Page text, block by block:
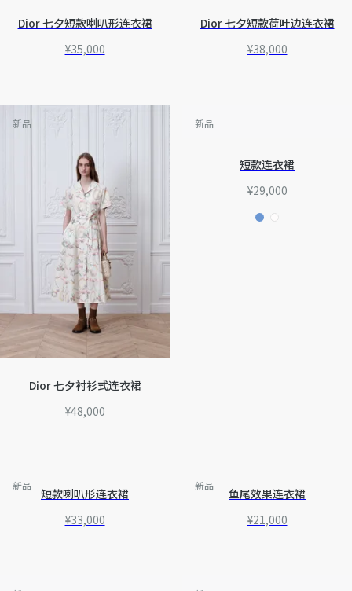
Dior 七夕短款喇叭形连衣裙
¥35,000
Dior 七夕短款荷叶边连衣裙
¥38,000
新品
Dior 七夕衬衫式连衣裙
¥48,000
新品
短款连衣裙
¥29,000
新品
短款喇叭形连衣裙
¥33,000
新品
鱼尾效果连衣裙
¥21,000